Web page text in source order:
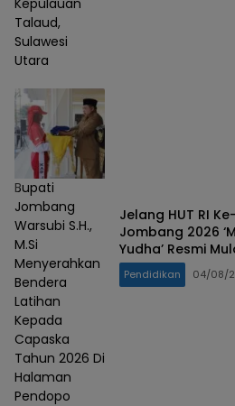
Talaud,
Sulawesi
Utara
Bupati
Jombang
Warsubi S.H.,
M.Si
Menyerahkan
Bendera
Latihan
Kepada
Capaska
Tahun 2026 Di
Halaman
Pendopo
Jelang HUT RI
Jombang 2026
Yudha’ Resmi
Pendidikan 04/08/